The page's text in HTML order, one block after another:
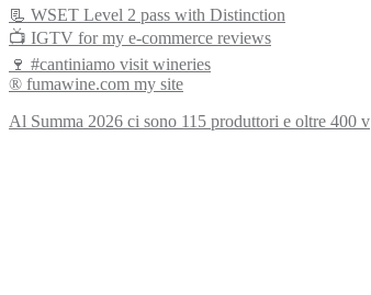
📃 WSET Level 2 pass with Distinction
📺 IGTV for my e-commerce reviews
🍷 #cantiniamo visit wineries
® fumawine.com my site
Al Summa 2026 ci sono 115 produttori e oltre 400 v